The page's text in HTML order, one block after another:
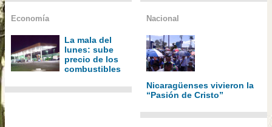
Economía
La mala del
lunes: sube
precio de los
combustibles
Nacional
Nicaragüenses vivieron la
“Pasión de Cristo”